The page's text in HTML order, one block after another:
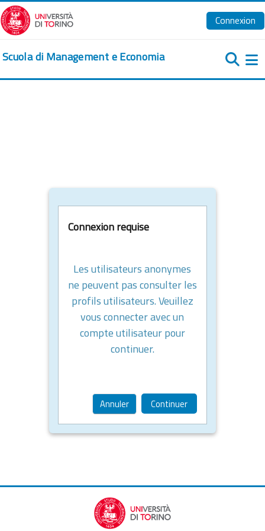
Passer au contenu principal
Connexion
Scuola di Management e Economia
Connexion requise
Les utilisateurs anonymes
ne peuvent pas consulter les
profils utilisateurs. Veuillez
vous connecter avec un
compte utilisateur pour
continuer.
Annuler Continuer